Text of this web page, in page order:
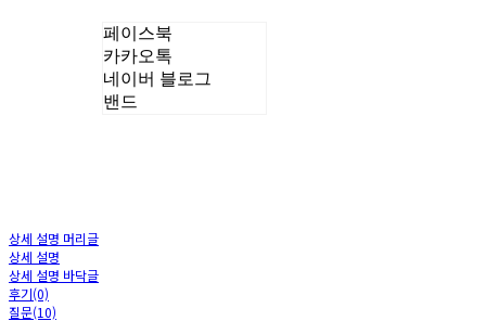
페이스북
카카오톡
네이버 블로그
밴드
상세 설명 머리글
상세 설명
상세 설명 바닥글
후기(0)
질문(10)